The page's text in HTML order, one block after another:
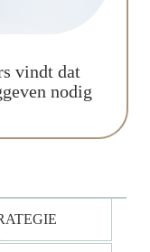
vindt dat
nodig